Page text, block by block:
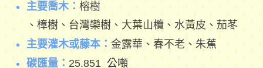
主要喬木： 榕樹
、樟樹、台灣欒樹、大葉山欖、水黃皮、茄苳
主要灌木或藤本： 金露華、春不老、朱蕉
碳匯量： 25.851 公噸